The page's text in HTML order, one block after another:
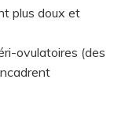
plus doux et
ovulatoires (des